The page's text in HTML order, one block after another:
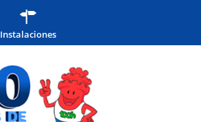
Instalaciones